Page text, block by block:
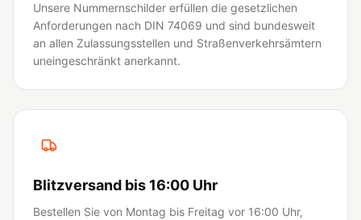
Unsere Nummernschilder erfüllen die gesetzlichen
Anforderungen nach DIN 74069 und sind bundesweit
an allen Zulassungsstellen und Straßenverkehrsämtern
uneingeschränkt anerkannt.
Blitzversand bis 16:00 Uhr
Bestellen Sie von Montag bis Freitag vor 16:00 Uhr,